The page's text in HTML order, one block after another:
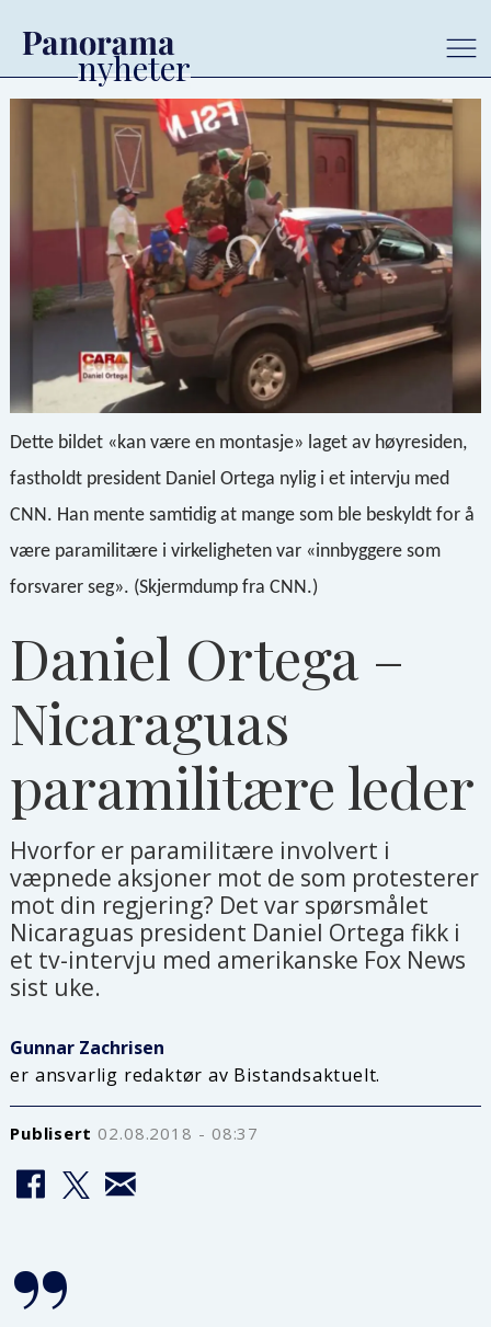
Dette bildet «kan være en montasje» laget av høyresiden,
fastholdt president Daniel Ortega nylig i et intervju med
CNN. Han mente samtidig at mange som ble beskyldt for å
være paramilitære i virkeligheten var «innbyggere som
forsvarer seg». (Skjermdump fra CNN.)
Daniel Ortega –
Nicaraguas
paramilitære leder
Hvorfor er paramilitære involvert i
væpnede aksjoner mot de som protesterer
mot din regjering? Det var spørsmålet
Nicaraguas president Daniel Ortega fikk i
et tv-intervju med amerikanske Fox News
sist uke.
Gunnar Zachrisen
er ansvarlig redaktør av Bistandsaktuelt.
Publisert 02.08.2018 - 08:37